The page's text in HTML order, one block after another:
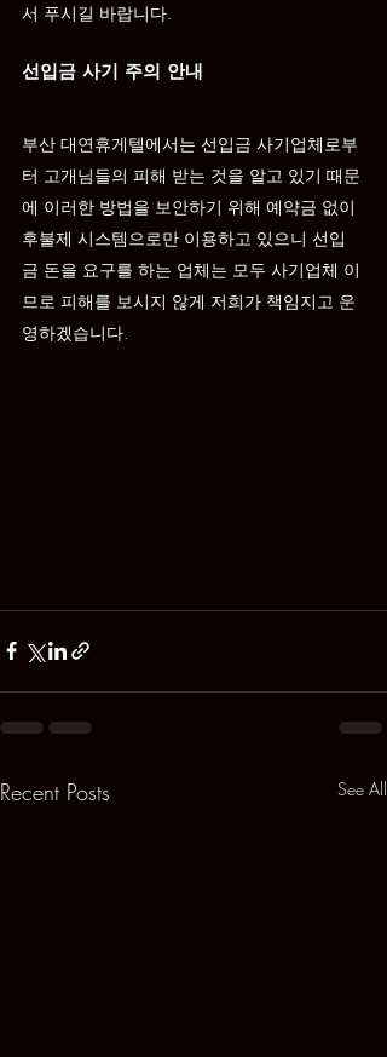
서 푸시길 바랍니다.
선입금 사기 주의 안내
부산 대연휴게텔에서는 선입금 사기업체로부
터 고개님들의 피해 받는 것을 알고 있기 때문
에 이러한 방법을 보안하기 위해 예약금 없이
후불제 시스템으로만 이용하고 있으니 선입
금 돈을 요구를 하는 업체는 모두 사기업체 이
므로 피해를 보시지 않게 저희가 책임지고 운
영하겠습니다.
Recent Posts See All